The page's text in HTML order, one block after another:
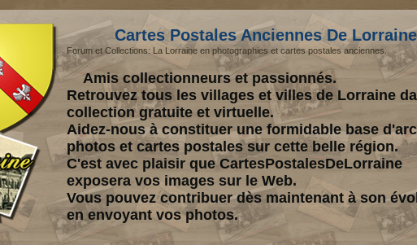
Cartes Postales Anciennes De Lorraine
Forum et Collections: La Lorraine en photographies et cartes postales anciennes.
Amis collectionneurs et passionnés.
Retrouvez tous les villages et villes de Lorraine
collection gratuite et virtuelle.
Aidez-nous à constituer une formidable base
photos et cartes postales sur cette belle région.
C'est avec plaisir que CartesPostalesDeLorraine
exposera vos images sur le Web.
Vous pouvez contribuer dès maintenant à son
en envoyant vos photos.